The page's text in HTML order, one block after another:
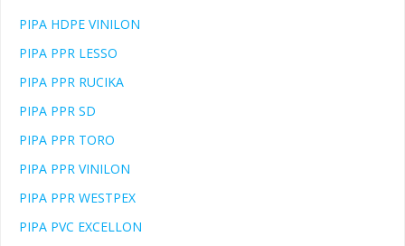
PIPA HDPE VINILON
PIPA PPR LESSO
PIPA PPR RUCIKA
PIPA PPR SD
PIPA PPR TORO
PIPA PPR VINILON
PIPA PPR WESTPEX
PIPA PVC EXCELLON